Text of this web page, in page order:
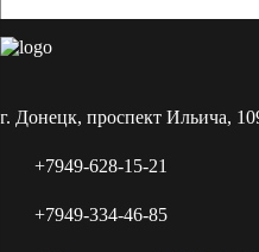
г. Донецк, проспект Ильича,
+7949-628-15-21
+7949-334-46-85